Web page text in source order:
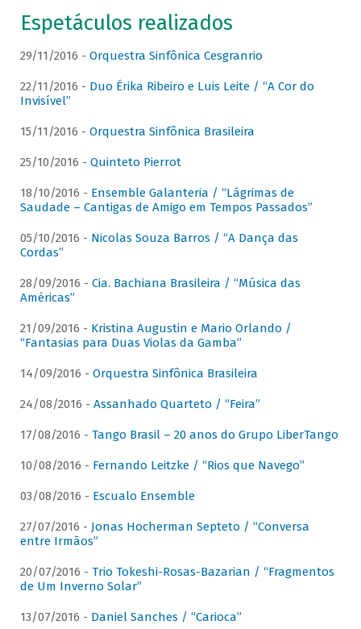
Espetáculos realizados
29/11/2016 - Orquestra Sinfônica Cesgranrio
22/11/2016 - Duo Érika Ribeiro e Luis Leite / “A Cor do
Invisível”
15/11/2016 - Orquestra Sinfônica Brasileira
25/10/2016 - Quinteto Pierrot
18/10/2016 - Ensemble Galanteria / “Lágrimas de
Saudade – Cantigas de Amigo em Tempos Passados”
05/10/2016 - Nicolas Souza Barros / “A Dança das
Cordas”
28/09/2016 - Cia. Bachiana Brasileira / “Música das
Américas”
21/09/2016 - Kristina Augustin e Mario Orlando /
“Fantasias para Duas Violas da Gamba”
14/09/2016 - Orquestra Sinfônica Brasileira
24/08/2016 - Assanhado Quarteto / “Feira”
17/08/2016 - Tango Brasil – 20 anos do Grupo LiberTango
10/08/2016 - Fernando Leitzke / “Rios que Navego”
03/08/2016 - Escualo Ensemble
27/07/2016 - Jonas Hocherman Septeto / “Conversa
entre Irmãos”
20/07/2016 - Trio Tokeshi-Rosas-Bazarian / “Fragmentos
de Um Inverno Solar”
13/07/2016 - Daniel Sanches / “Carioca”